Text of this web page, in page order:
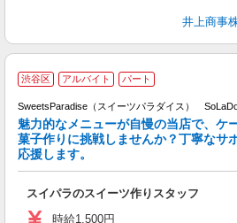
井上商事
渋谷区 アルバイト パート
SweetsParadise（スイーツパラダイス）
魅力的なメニューが自慢の当店で、ケ
菓子作りに挑戦しませんか？丁寧なサ
応援します。
スイパラのスイーツ作りスタッフ
時給1,500円